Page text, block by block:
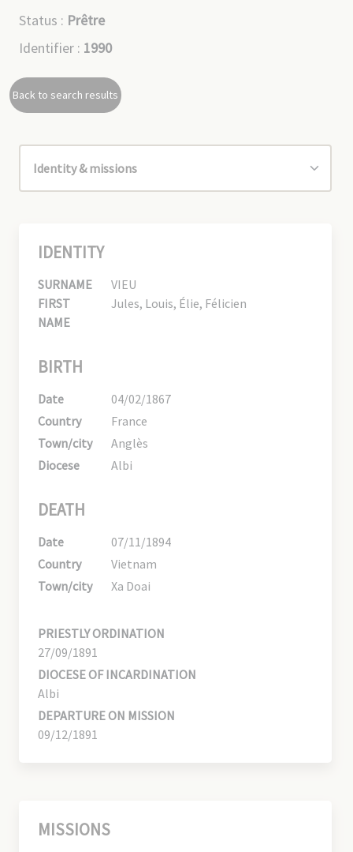
Status : Prêtre
Identifier : 1990
Back to search results
IDENTITY
SURNAME
VIEU
FIRST
NAME
Jules, Louis, Élie, Félicien
BIRTH
Date
04/02/1867
Country
France
Town/city
Anglès
Diocese
Albi
DEATH
Date
07/11/1894
Country
Vietnam
Town/city
Xa Doai
PRIESTLY ORDINATION
27/09/1891
DIOCESE OF INCARDINATION
Albi
DEPARTURE ON MISSION
09/12/1891
MISSIONS